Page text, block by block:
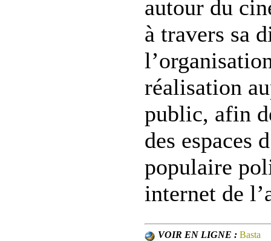
autour du
à travers sa
réalisation
public, afin
des espaces
populaire
internet de
VOIR EN LIGNE : Basta